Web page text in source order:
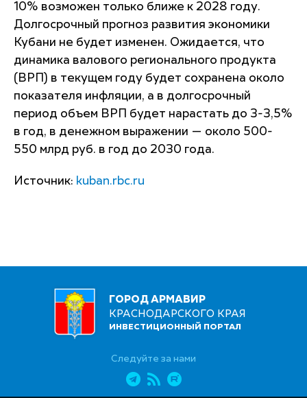
10% возможен только ближе к 2028 году.
Долгосрочный прогноз развития экономики
Кубани не будет изменен. Ожидается, что
динамика валового регионального продукта
(ВРП) в текущем году будет сохранена около
показателя инфляции, а в долгосрочный
период объем ВРП будет нарастать до 3-3,5%
в год, в денежном выражении — около 500-
550 млрд руб. в год до 2030 года.
Источник: kuban.rbc.ru
ГОРОД АРМАВИР
КРАСНОДАРСКОГО КРАЯ
ИНВЕСТИЦИОННЫЙ ПОРТАЛ
Следуйте за нами